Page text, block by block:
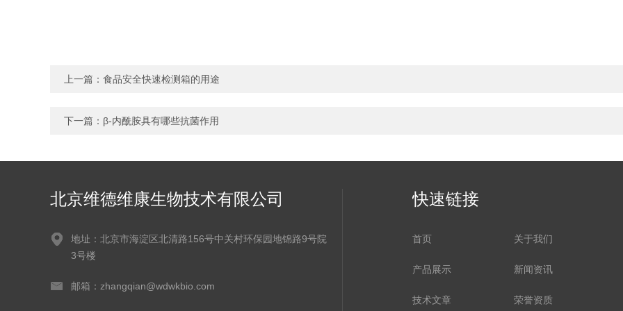
上一篇： 食品安全快速检测箱的用途
下一篇： β-内酰胺具有哪些抗菌作用
北京维德维康生物技术有限公司
地址：北京市海淀区北清路156号中关村环保园地锦路9号院
3号楼
邮箱：zhangqian@wdwkbio.com
快速链接
首页 关于我们
产品展示 新闻资讯
技术文章 荣誉资质